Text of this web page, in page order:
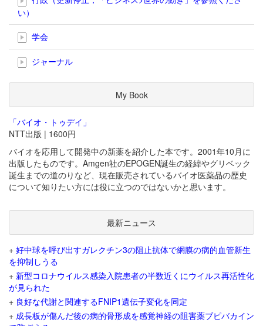
い）
学会
ジャーナル
My Book
「バイオ・トゥデイ」
NTT出版 | 1600円
バイオを応用して開発中の新薬を紹介した本です。2001年10月に
出版したものです。Amgen社のEPOGEN誕生の経緯やグリベック
誕生までの道のりなど、現在販売されているバイオ医薬品の歴史
について知りたい方には役に立つのではないかと思います。
最新ニュース
+ 好中球を呼び出すガレクチン3の阻止抗体で網膜の病的血管新生
を抑制しうる
+ 新型コロナウイルス感染入院患者の半数近くにウイルス再活性化
が見られた
+ 良好な代謝と関連するFNIP1遺伝子変化を同定
+ 成長板が傷んだ後の病的骨形成を感覚神経の阻害薬ブピバカイン